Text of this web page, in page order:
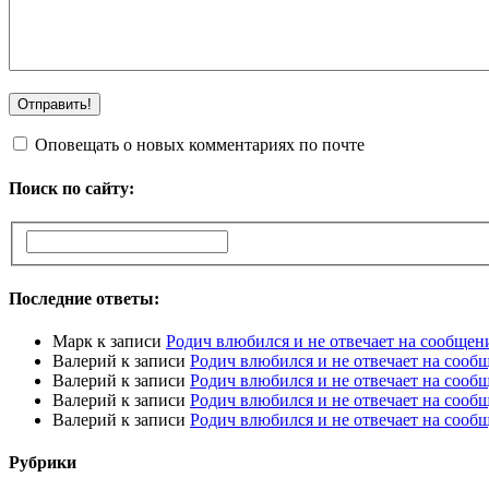
Оповещать о новых комментариях по почте
Поиск по сайту:
Последние ответы:
Марк к записи Родич влюбился и не отвечает на
Валерий к записи Родич влюбился и не отвечает на
Валерий к записи Родич влюбился и не отвечает на
Валерий к записи Родич влюбился и не отвечает на
Валерий к записи Родич влюбился и не отвечает на
Рубрики